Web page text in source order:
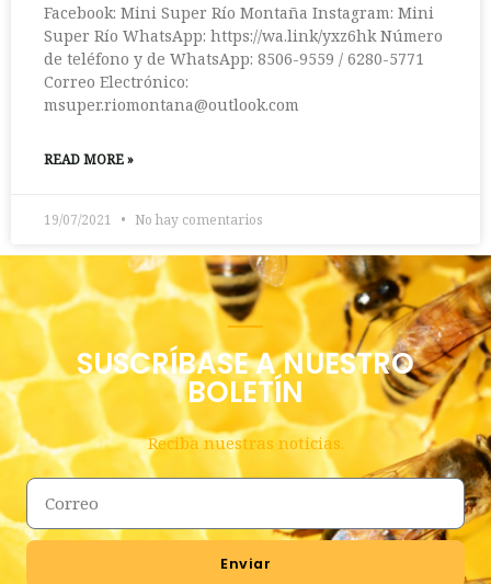
Facebook: Mini Super Río Montaña Instagram: Mini
Super Río WhatsApp: https://wa.link/yxz6hk Número
de teléfono y de WhatsApp: 8506-9559 / 6280-5771
Correo Electrónico:
msuper.riomontana@outlook.com
READ MORE »
19/07/2021 No hay comentarios
SUSCRÍBASE A NUESTRO
BOLETÍN
Reciba nuestras noticias.
Enviar